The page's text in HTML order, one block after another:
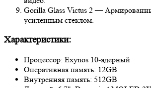
Gorilla Glass Victus 2 —
усиленным стеклом.
Характеристики:
Процессор: Exynos 10-ядерный
Оперативная память: 12GB
Внутренняя память: 512GB